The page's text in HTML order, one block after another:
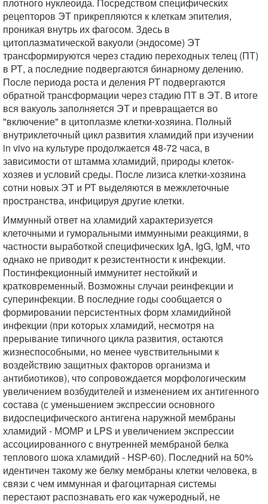
рецепторов ЭТ прикрепляются к клеткам эпителия,
проникая внутрь их фагосом. Здесь в
цитоплазматической вакуоли (эндосоме) ЭТ
трансформируются через стадию переходных телец (ПТ)
в РТ, а последние подвергаются бинарному делению.
После периода роста и деления РТ подвергаются
обратной трансформации через стадию ПТ в ЭТ. В итоге
вся вакуоль заполняется ЭТ и превращается во
"включение" в цитоплазме клетки-хозяина. Полный
внутриклеточный цикл развития хламидий при изучении
in vivo на культуре продолжается 48-72 часа, в
зависимости от штамма хламидий, природы клеток-
хозяев и условий среды. После лизиса клетки-хозяина
сотни новых ЭТ и РТ выделяются в межклеточные
пространства, инфицируя другие клетки.
Иммунный ответ на хламидий характеризуется
клеточными и гуморальными иммунными реакциями, в
частности выработкой специфических IgA, IgG, IgM, что
однако не приводит к резистентности к инфекции.
Постинфекционный иммунитет нестойкий и
кратковременный. Возможны случаи реинфекции и
суперинфекции. В последние годы сообщается о
формировании персистентных форм хламидийной
инфекции (при которых хламидий, несмотря на
прерывание типичного цикла развития, остаются
жизнеспособными, но менее чувствительными к
воздействию защитных факторов организма и
антибиотиков), что сопровождается морфологическим
увеличением возбудителей и изменением их антигенного
состава (с уменьшением экспрессии основного
видоспецифического антигена наружной мембраны
хламидий - МОМР и LPS и увеличением экспрессии
ассоциированного с внутренней мембраной белка
теплового шока хламидий - HSP-60). Последний на 50%
идентичен такому же белку мембраны клетки человека, в
связи с чем иммунная и фагоцитарная системы
перестают распознавать его как чужеродный, не